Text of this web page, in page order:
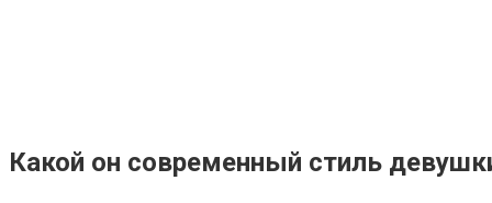
Какой он современный стиль